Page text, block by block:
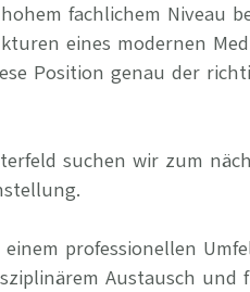
fachlichem Niveau
eines modernen
Position genau der
suchen wir zum
professionellen
Austausch und